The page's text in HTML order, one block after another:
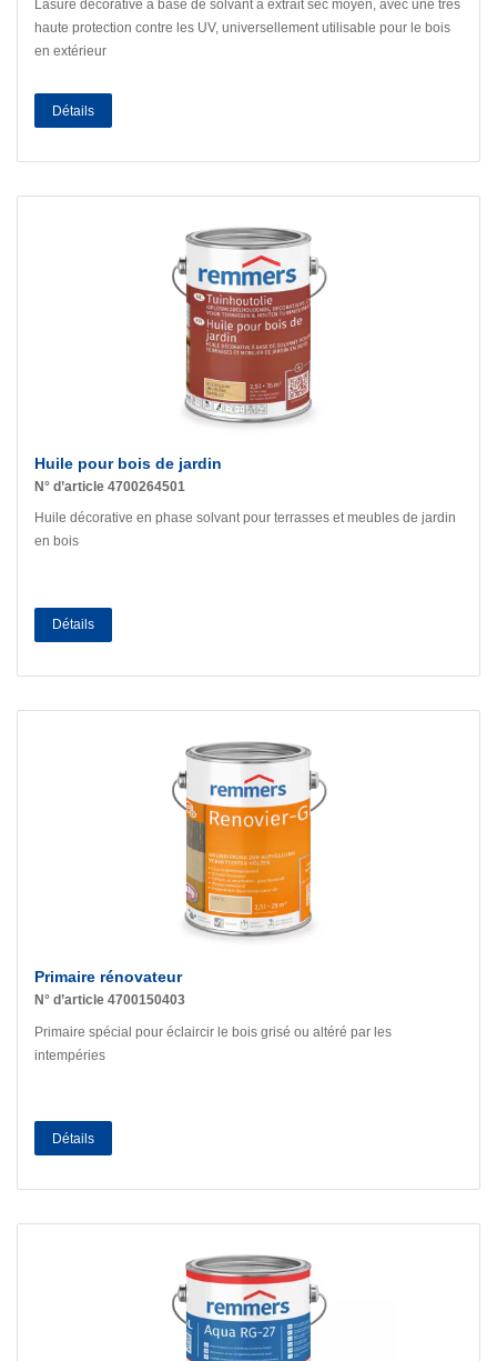
Lasure décorative à base de solvant à extrait sec moyen, avec une très
haute protection contre les UV, universellement utilisable pour le bois
en extérieur
Détails
Huile pour bois de jardin
N° d’article 4700264501
Huile décorative en phase solvant pour terrasses et meubles de jardin
en bois
Détails
Primaire rénovateur
N° d’article 4700150403
Primaire spécial pour éclaircir le bois grisé ou altéré par les
intempéries
Détails